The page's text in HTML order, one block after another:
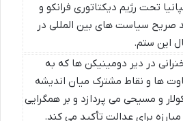
تحت رژیم دیکتاتوری فرانکو و
صریح سیاست های بین المللی در
این ستم.
در دیر دومینیکن ها که به
ها و نقاط مشترک میان اندیشه
و مسیحی می پردازد و بر همگرایی
مبارزه برای عدالت تأکید می کند.